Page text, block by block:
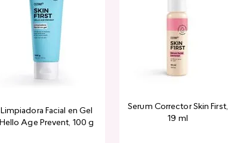
Limpiadora Facial en Gel
Hello Age Prevent, 100 g
Serum Corrector Skin First,
19 ml